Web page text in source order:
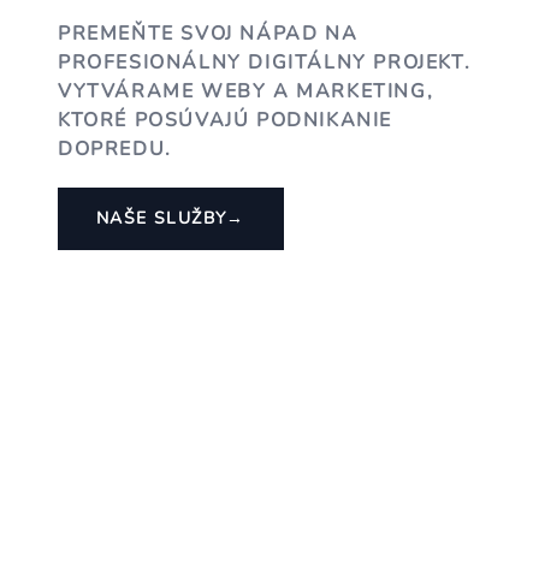
PREMEŇTE SVOJ NÁPAD NA
PROFESIONÁLNY DIGITÁLNY PROJEKT.
VYTVÁRAME WEBY A MARKETING,
KTORÉ POSÚVAJÚ PODNIKANIE
DOPREDU.
NAŠE SLUŽBY→